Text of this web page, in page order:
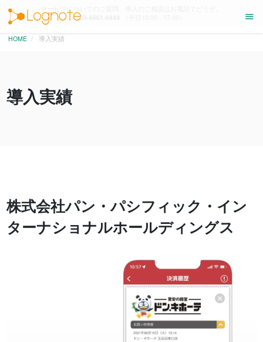
menu
サービスについてのご質問、導入のご相談はお電話でどうぞ。
03-6661-6444
HOME 導入実績
導入実績
株式会社パン・パシフィック・イン
ターナショナルホールディングス